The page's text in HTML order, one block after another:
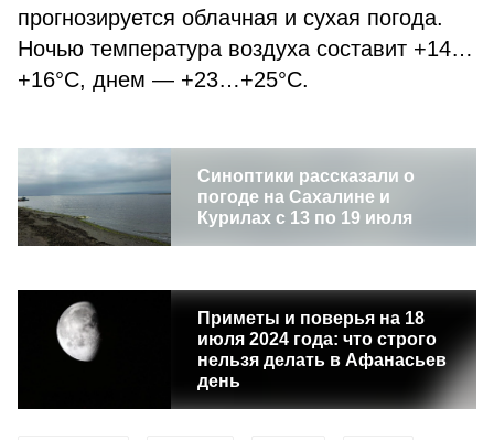
прогнозируется облачная и сухая погода.
Ночью температура воздуха составит +14…
+16°С, днем — +23…+25°С.
Синоптики рассказали о
погоде на Сахалине и
Курилах с 13 по 19 июля
Приметы и поверья на 18
июля 2024 года: что строго
нельзя делать в Афанасьев
день